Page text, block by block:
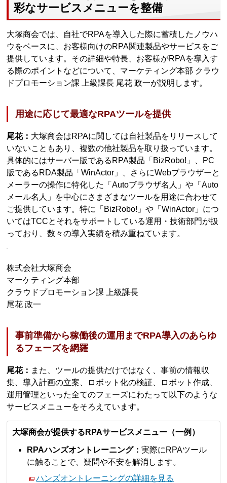
彩なサービスメニューを整備
大塚商会では、自社でRPAを導入した際に蓄積したノウハ
ウをベースに、お客様向けのRPA関連製品やサービスをご
提供しています。その詳細や特長、お客様がRPAを導入す
る際のポイントなどについて、マーケティング本部 クラウ
ドプロモーション課 上級課長 尾花 政一が説明します。
用途に応じて最適なRPAツールを提供
尾花： 大塚商会はRPAに関しては自社製品をリリースして
いないこともあり、複数の他社製品を取り扱っています。
具体的にはサーバー版であるRPA製品「BizRobo!」、PC
版であるRDA製品「WinActor」、さらにWebブラウザーと
メーラーの操作に特化した「Autoブラウザ名人」や「Auto
メール名人」を中心にさまざまなツールを用途に合わせて
ご提供しています。特に「BizRobo!」や「WinActor」につ
いてはTCCとそれをサポートしている運用・技術部門が扱
っており、数々の導入実績を積み重ねています。
株式会社大塚商会
マーケティング本部
クラウドプロモーション課 上級課長
尾花 政一
事前準備から稼働後の運用までRPA導入のあらゆ
るフェーズを網羅
尾花： また、ツールの提供だけではなく、事前の情報収
集、導入計画の立案、ロボット化の検証、ロボット作成、
運用管理といった全てのフェーズにわたって以下のような
サービスメニューをそろえています。
大塚商会が提供するRPAサービスメニュー（一例）
RPAハンズオントレーニング：実際にRPAツール
に触ることで、疑問や不安を解消します。
ハンズオントレーニングの詳細を見る